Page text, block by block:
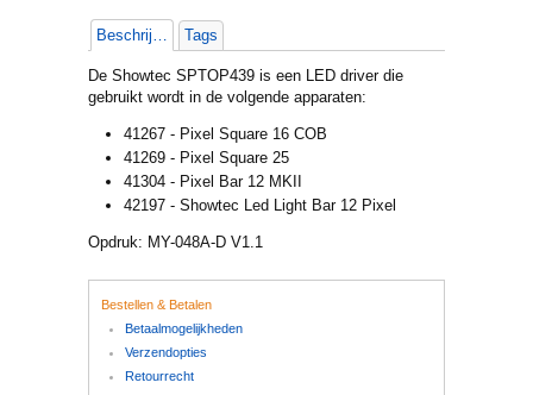
Beschrijving Tags
De Showtec SPTOP439 is een LED driver die
gebruikt wordt in de volgende apparaten:
41267 - Pixel Square 16 COB
41269 - Pixel Square 25
41304 - Pixel Bar 12 MKII
42197 - Showtec Led Light Bar 12 Pixel
Opdruk: MY-048A-D V1.1
Bestellen & Betalen
Betaalmogelijkheden
Verzendopties
Retourrecht